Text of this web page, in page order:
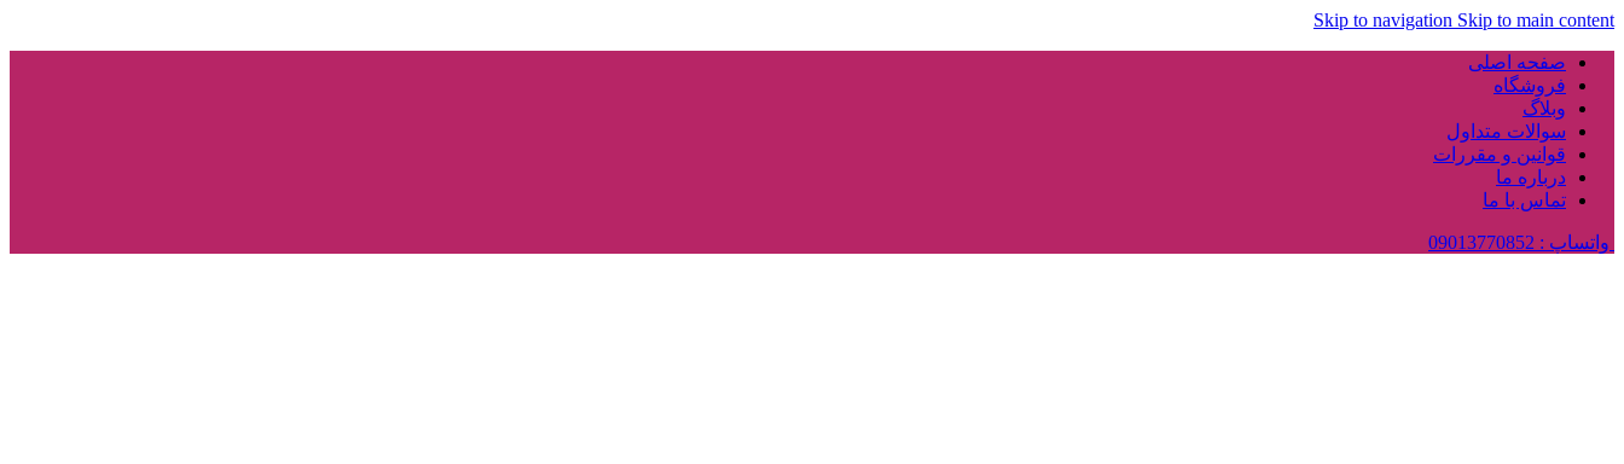
Skip to navigation Skip to main content
صفحه اصلی
فروشگاه
وبلاگ
سوالات متداول
قوانین و مقررات
درباره ما
تماس با ما
واتساپ : 09013770852